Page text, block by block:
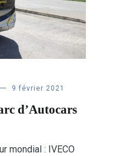
9 février 2021
d’Autocars
mondial : IVECO